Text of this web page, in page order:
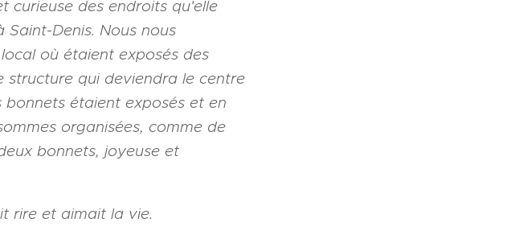
curieuse des endroits qu'elle
Denis. Nous nous
où étaient exposés des
structure qui deviendra le centre
bonnets étaient exposés et en
organisées, comme de
bonnets, joyeuse et
rire et aimait la vie.